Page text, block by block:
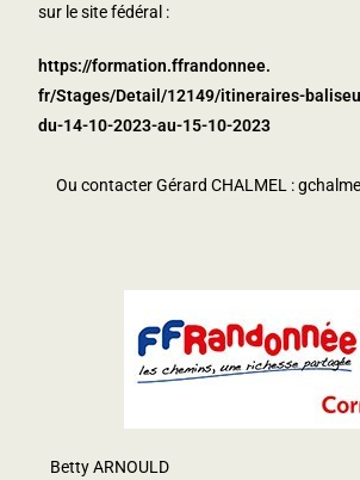
sur lesite fédéral :
https://formation.ffrandonnee.
fr/Stages/Detail/12149/itineraires-
du-14-10-2023-au-15-10-2023
Ou contacter Gérard CHALMEL :
Betty ARNOULD